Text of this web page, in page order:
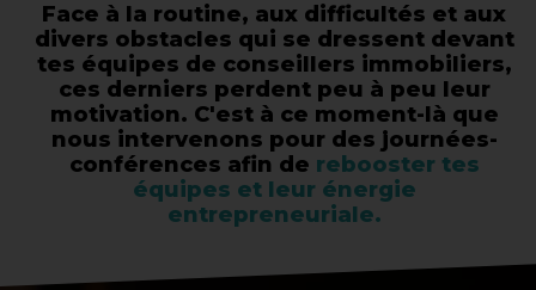
Face à la routine, aux difficultés et aux
divers obstacles qui se dressent devant
tes équipes de conseillers immobiliers,
ces derniers perdent peu à peu leur
motivation. C'est à ce moment-là que
nous intervenons pour des journées-
conférences afin de rebooster tes
équipes et leur énergie
entrepreneuriale.